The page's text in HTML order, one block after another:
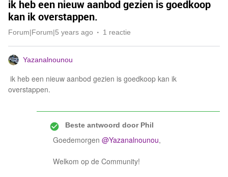
ik heb een nieuw aanbod gezien is goedkoop
kan ik overstappen.
Forum|Forum|5 years ago 1 reactie
Yazanalnounou
ik heb een nieuw aanbod gezien is goedkoop kan ik
overstappen.
Beste antwoord doorPhil
Goedemorgen @Yazanalnounou,
Welkom op de Community!